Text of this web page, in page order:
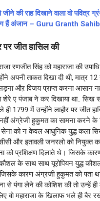
जीने की राह दिखाने वाला वो पवित्र
हैं अंजान – Guru Granth Sahib
पर जीत हासिल की
रणजीत सिंह को महाराजा की उपाधि
अपनी ताकत दिखा दी थी, मात्र
औऱ विजय प्राप्त करना आसान
शेरे ए पंजाब ने कर दिखाया था.. सिख
ही 1799 में उन्होंने लाहौर पर जीत
नहीं अंग्रेजी हुकुमत का सामना करने के
सेना को न केवल आधुनिक युद्ध कला
और इतावली जनरलो को नियुक्त
को प्रशिक्षण दिलाते थे। जिसके
कौशल के साथ साथ यूरोपियन युद्ध
जिसके कारण अंग्रजी हुकुमत को पता
से पंगा लेने की कोशिश की तो उन्हें ही
वो महाराजा के खिलाफ भले ही बैर